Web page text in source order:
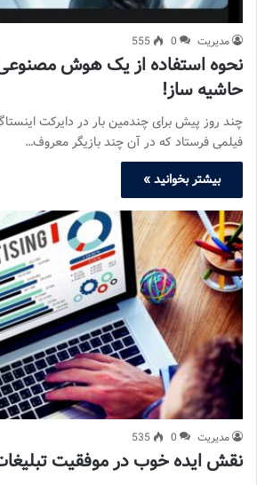
مدیریت 0
555
نحوه استفاده از یک هوش
حاشیه ساز!
چند روز پیش برای چندمین بار در دایرکت
فیلمی فرستاد که در آن چند بازیگر معروف…
بیشتر بخوانید »
مدیریت 0
535
نقش ایده خوب در موفقیت